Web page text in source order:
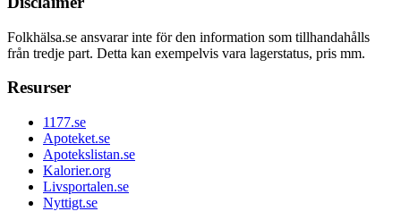
Folkhälsa.se ansvarar inte för den information som tillhandahålls
från tredje part. Detta kan exempelvis vara lagerstatus, pris mm.
Resurser
1177.se
Apoteket.se
Apotekslistan.se
Kalorier.org
Livsportalen.se
Nyttigt.se